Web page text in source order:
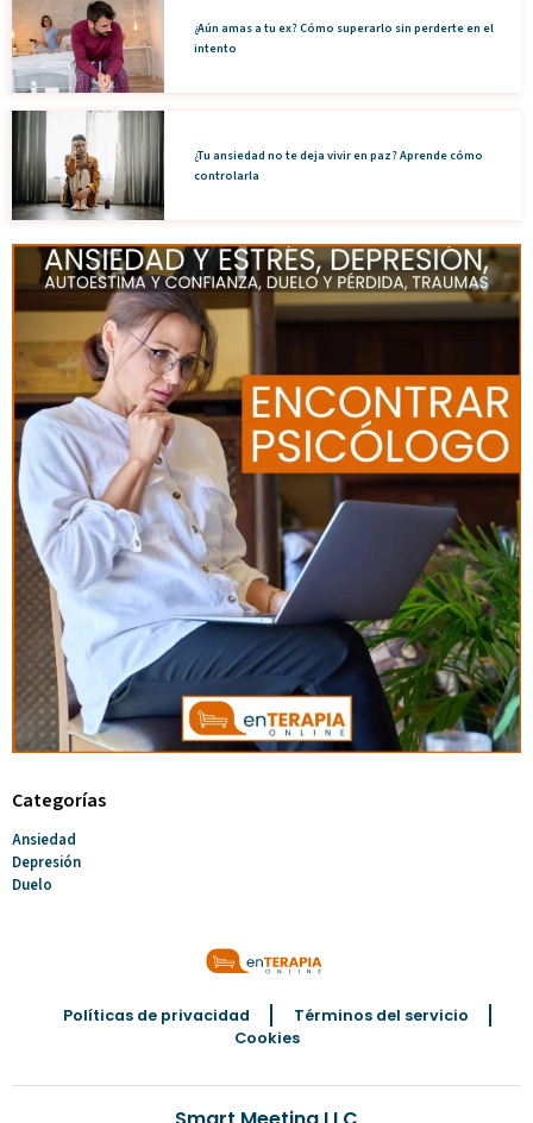
¿Aún amas a tu ex? Cómo superarlo sin perderte en el
intento
¿Tu ansiedad no te deja vivir en paz? Aprende cómo
controlarla
Categorías
Ansiedad
Depresión
Duelo
Políticas de privacidad
Términos del servicio
Cookies